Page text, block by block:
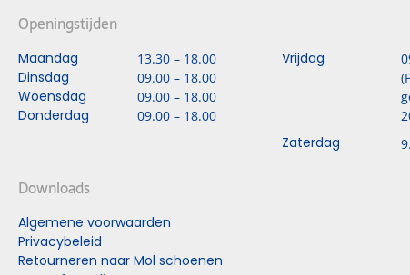
Openingstijden
Maandag
Dinsdag
Woensdag
Donderdag
13.30 – 18.00
09.00 – 18.00
09.00 – 18.00
09.00 – 18.00
Vrijdag
Zaterdag
Downloads
Algemene voorwaarden
Privacybeleid
Retourneren naar Mol schoenen